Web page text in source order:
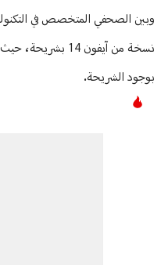
وبين الصحفي المتخصص في
نسخة من آيفون 14
بوجود الشريحة.